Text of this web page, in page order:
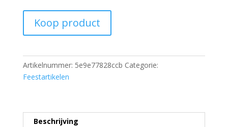
Koop product
Artikelnummer: 5e9e77828ccb Categorie:
Feestartikelen
Beschrijving